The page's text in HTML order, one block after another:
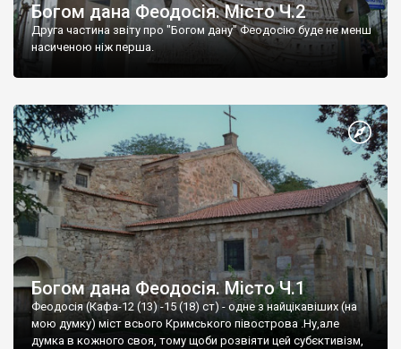
Богом дана Феодосія. Місто Ч.2
Друга частина звіту про "Богом дану" Феодосію буде не менш
насиченою ніж перша.
Богом дана Феодосія. Місто Ч.1
Феодосія (Кафа-12 (13) -15 (18) ст) - одне з найцікавіших (на
мою думку) міст всього Кримського півострова .Ну,але
думка в кожного своя, тому щоби розвіяти цей субєктивізм,